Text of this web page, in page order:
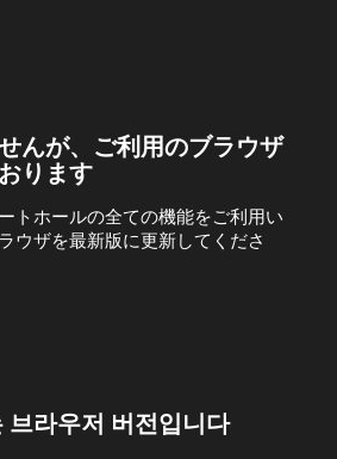
んが、ご利用のブラウザ
ります
トホールの全ての機能をご利用い
ウザを最新版に更新してくださ
브라우저 버전입니다